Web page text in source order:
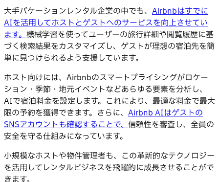
大手バケーションレンタル企業の中でも、 Airbnbはすでに
AIを活用してホストとゲストへのサービスを向上させてい
ます。機械学習を使ってユーザーの旅行詳細や閲覧履歴に基
づく検索結果をカスタマイズし、ゲストが理想の宿泊先を簡
単に見つけられるよう支援しています。
ホスト向けには、Airbnbのスマートプライシングがロケー
ション・季節・地元イベントなどあらゆる要素を分析し、
AIで宿泊料金を設定します。これにより、最適な料金で最大
限の予約を獲得できます。さらに、 Airbnb AIはゲストの
SNSアカウントも確認することで、信頼性を審査し、全員の
安全を守る仕組みになっています。
小規模なホストや物件管理者も、この革新的なテクノロジー
を活用してレンタルビジネスを飛躍的に成長させることがで
きます。